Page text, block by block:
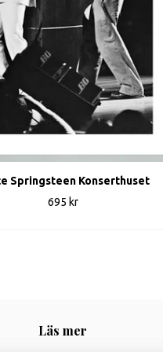
Springsteen Konserthuset
695 kr
Läs mer